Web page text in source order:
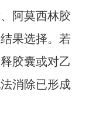
阿莫西林胶
果选择。若
胶囊或对乙
消除已形成